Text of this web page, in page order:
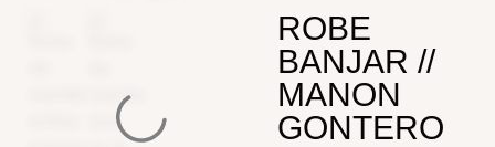
ROBE
BANJAR //
MANON
GONTERO